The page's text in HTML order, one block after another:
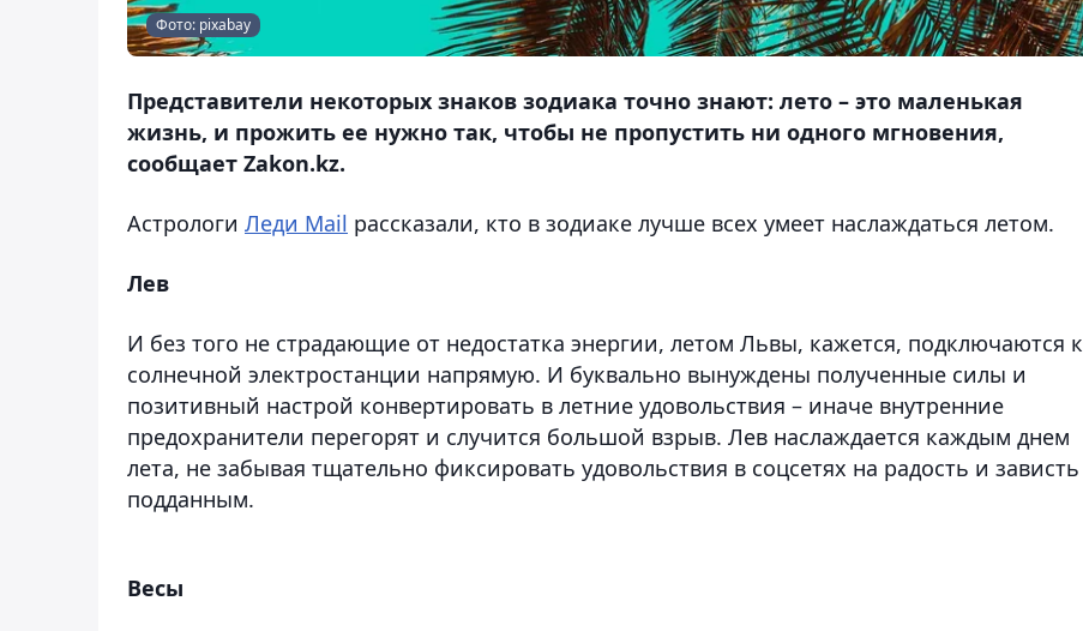
Фото: pixabay
Представители некоторых знаков зодиака точно знают: лето – это маленькая
жизнь, и прожить ее нужно так, чтобы не пропустить ни одного мгновения,
сообщает Zakon.kz.
Астрологи Леди Mail рассказали, кто в зодиаке лучше всех умеет наслаждаться летом.
Лев
И без того не страдающие от недостатка энергии, летом Львы, кажется, подключаются к
солнечной электростанции напрямую. И буквально вынуждены полученные силы и
позитивный настрой конвертировать в летние удовольствия – иначе внутренние
предохранители перегорят и случится большой взрыв. Лев наслаждается каждым днем
лета, не забывая тщательно фиксировать удовольствия в соцсетях на радость и зависть
подданным.
Весы